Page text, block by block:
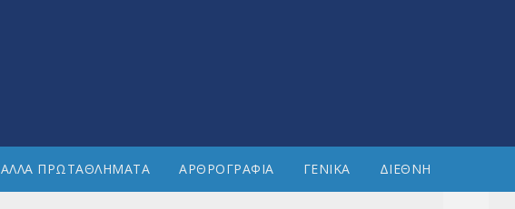
ΑΛΛΑ ΠΡΩΤΑΘΛΗΜΑΤΑ ΑΡΘΡΟΓΡΑΦΙΑ ΓΕΝΙΚΑ ΔΙΕΘΝΗ